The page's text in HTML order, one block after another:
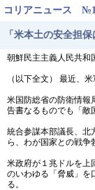
コリアニュース
「米本土の安全担
朝鮮民主主義人民共和
（以下全文） 最近、
米国防総省の防衛情報
告書なるものでも「敵
統合参謀本部議長、北
ら、わが国家との戦
米政府が１兆ドルを上
のいわゆる「脅威」を
る。